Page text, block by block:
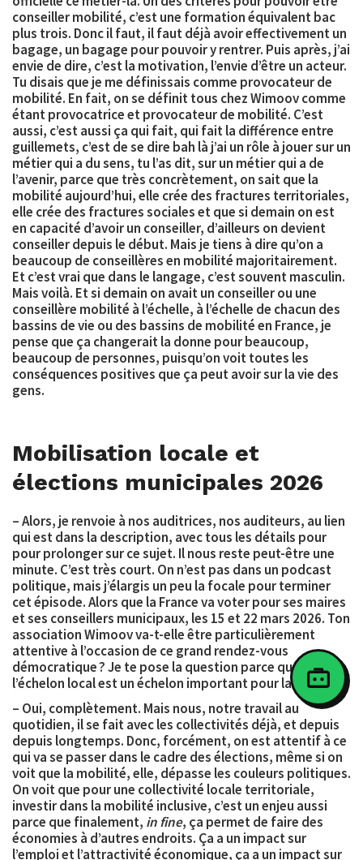
conseiller mobilité, c’est une formationéquivalent bac
plus trois. Donc il faut, il faut déjà avoir effectivement un
bagage, un bagage pour pouvoir y rentrer. Puis après, j’ai
envie de dire, c’est la motivation, l’envie d’être un acteur.
Tu disais que je me définissais comme provocateur de
mobilité. En fait, on se définit tous chez Wimoov comme
étant provocatrice et provocateur de mobilité. C’est
aussi, c’est aussi ça qui fait, qui fait la différence entre
guillemets, c’est de se dire bah là j’ai un rôle à jouer sur un
métier qui a du sens, tu l’as dit, sur un métier qui a de
l’avenir, parce que très concrètement, on sait que la
mobilité aujourd’hui, elle crée des fractures territoriales,
elle crée des fractures sociales et que si demain on est
en capacité d’avoir un conseiller, d’ailleurs on devient
conseiller depuis le début. Mais je tiens à dire qu’on a
beaucoup de conseillères en mobilité majoritairement.
Et c’est vrai que dans le langage, c’est souvent masculin.
Mais voilà. Et si demain on avait un conseiller ou une
conseillère mobilité à l’échelle, à l’échelle de chacun des
bassins de vie ou des bassins de mobilité en France, je
pense que ça changerait la donne pour beaucoup,
beaucoup de personnes, puisqu’on voit toutes les
conséquences positives que ça peut avoir sur la vie des
gens.
Mobilisation locale et
élections municipales 2026
– Alors, je renvoie à nos auditrices, nos auditeurs, au lien
qui est dans la description, avec tous les détails pour
pour prolonger sur ce sujet. Il nous reste peut-être une
minute. C’est très court. On n’est pas dans un podcast
politique, mais j’élargis un peu la focale pour terminer
cet épisode. Alors que la France va voter pour ses maires
et ses conseillers municipaux, les 15 et 22 mars 2026. Ton
association Wimoov va-t-elle être particulièrement
attentive à l’occasion de ce grand rendez-vous
démocratique ? Je te pose la question parce que
l’échelon local est un échelon important pour la mobilité.
– Oui, complètement. Mais nous, notre travail au
quotidien, il se fait avec les collectivités déjà, et depuis
depuis longtemps. Donc, forcément, on est attentif à ce
qui va se passer dans le cadre des élections, même si on
voit que la mobilité, elle, dépasse les couleurs politiques.
On voit que pour une collectivité locale territoriale,
investir dans la mobilité inclusive, c’est un enjeu aussi
parce que finalement, in fine, ça permet de faire des
économies à d’autres endroits. Ça a un impact sur
l’emploi et l’attractivité économique, ça a un impact sur